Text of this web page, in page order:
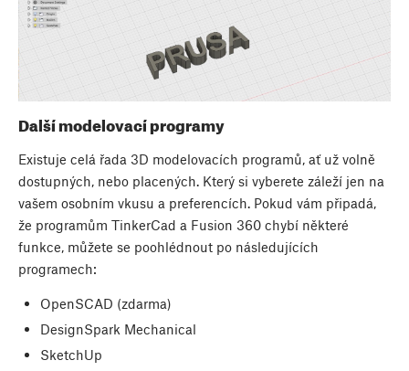
Další modelovací programy
Existuje celá řada 3D modelovacích programů, ať už volně
dostupných, nebo placených. Který si vyberete záleží jen na
vašem osobním vkusu a preferencích. Pokud vám připadá,
že programům TinkerCad a Fusion 360 chybí některé
funkce, můžete se poohlédnout po následujících
programech:
OpenSCAD (zdarma)
DesignSpark Mechanical
SketchUp